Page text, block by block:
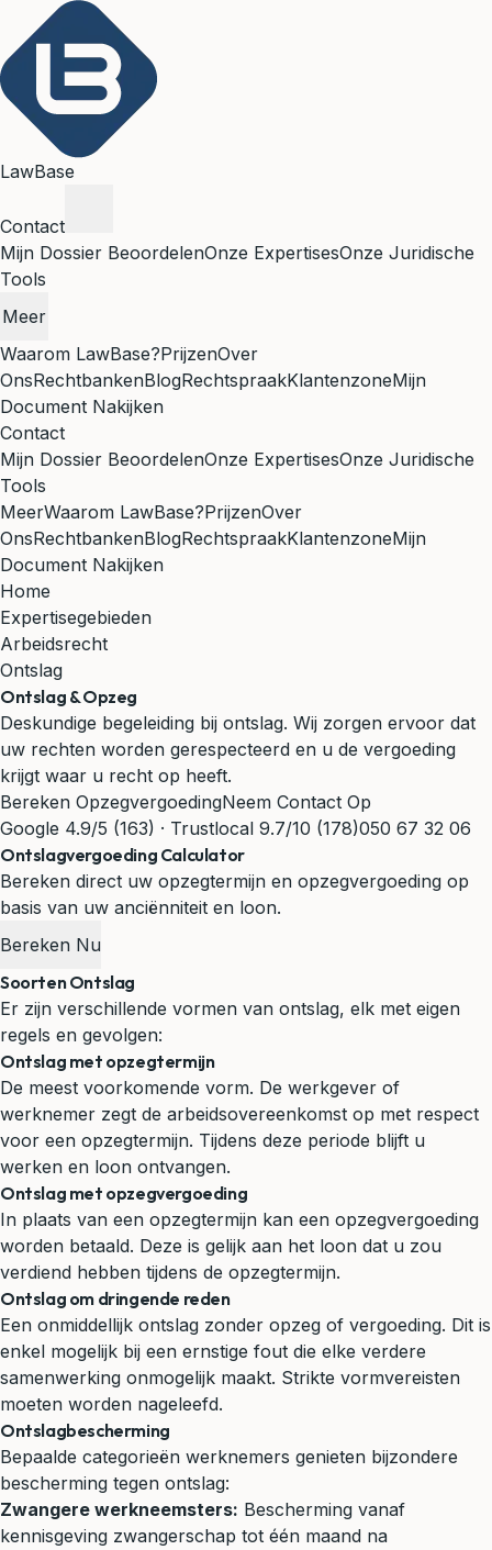
LawBase
Contact
Mijn Dossier BeoordelenOnze ExpertisesOnze Juridische
Tools
Meer
Waarom LawBase?PrijzenOver
OnsRechtbankenBlogRechtspraakKlantenzoneMijn
Document Nakijken
Contact
Mijn Dossier BeoordelenOnze ExpertisesOnze Juridische
Tools
MeerWaarom LawBase?PrijzenOver
OnsRechtbankenBlogRechtspraakKlantenzoneMijn
Document Nakijken
Home
Expertisegebieden
Arbeidsrecht
Ontslag
Ontslag & Opzeg
Deskundige begeleiding bij ontslag. Wij zorgen ervoor dat
uw rechten worden gerespecteerd en u de vergoeding
krijgt waar u recht op heeft.
Bereken OpzegvergoedingNeem Contact Op
Google 4.9/5 (163) · Trustlocal 9.7/10 (178)050 67 32 06
Ontslagvergoeding Calculator
Bereken direct uw opzegtermijn en opzegvergoeding op
basis van uw anciënniteit en loon.
Bereken Nu
Soorten Ontslag
Er zijn verschillende vormen van ontslag, elk met eigen
regels en gevolgen:
Ontslag met opzegtermijn
De meest voorkomende vorm. De werkgever of
werknemer zegt de arbeidsovereenkomst op met respect
voor een opzegtermijn. Tijdens deze periode blijft u
werken en loon ontvangen.
Ontslag met opzegvergoeding
In plaats van een opzegtermijn kan een opzegvergoeding
worden betaald. Deze is gelijk aan het loon dat u zou
verdiend hebben tijdens de opzegtermijn.
Ontslag om dringende reden
Een onmiddellijk ontslag zonder opzeg of vergoeding. Dit is
enkel mogelijk bij een ernstige fout die elke verdere
samenwerking onmogelijk maakt. Strikte vormvereisten
moeten worden nageleefd.
Ontslagbescherming
Bepaalde categorieën werknemers genieten bijzondere
bescherming tegen ontslag:
Zwangere werkneemsters: Bescherming vanaf
kennisgeving zwangerschap tot één maand na